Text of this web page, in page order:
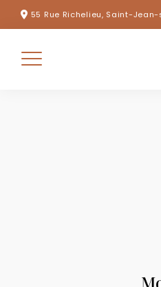
Skip
to
55 Rue Richelieu, Saint-